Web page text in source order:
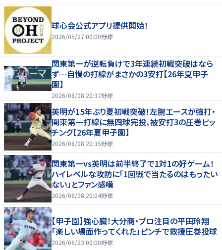
球心会公式アプリ提供開始！
2026/05/27 00:00野球
関東第一が逆転負けで3年連続初戦突破はなら
ず…自慢の打線がまさかの3安打【26年夏甲子
園】
2026/08/08 20:37野球
英明が15年ぶり夏初戦突破！左腕エースが強打・
関東第一打線に無四球完投、被安打3の圧巻ピッ
チング【26年夏甲子園】
2026/08/08 20:35野球
関東第一vs英明は前半終了で1対1の好ゲーム！
ハイレベルな攻防に「1回戦で当たるのはもったい
ない」とファン感嘆
2026/08/08 20:04野球
【甲子園】強心臓！大分商・プロ注目の平田玲翔
「楽しい場面作ってくれた」ピンチで救援圧巻投球
2026/06/23 00:00野球